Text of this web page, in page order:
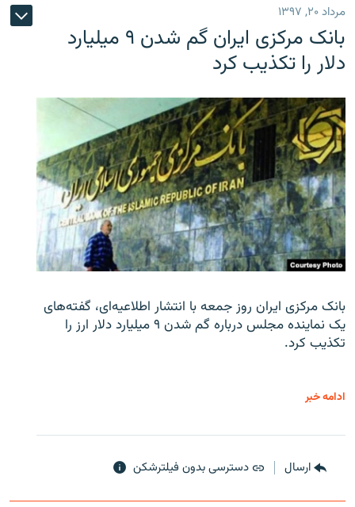
مرداد ۲۰, ۱۳۹۷
بانک مرکزی ایران گم شدن ۹ میلیارد
دلار را تکذیب کرد
بانک مرکزی ایران روز جمعه با انتشار اطلاعیه‌ای، گفته‌های
یک نماینده مجلس درباره گم شدن ۹ میلیارد دلار ارز را
تکذیب کرد.
ادامه خبر
ارسال دسترسی بدون فیلترشکن